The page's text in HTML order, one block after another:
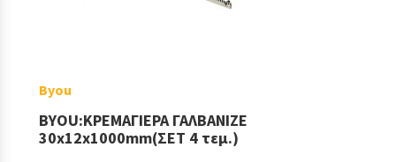
Byou
BYOU:ΚΡΕΜΑΓΙΕΡΑ ΓΑΛΒΑΝΙΖΕ
30x12x1000mm(ΣΕΤ 4 τεμ.)